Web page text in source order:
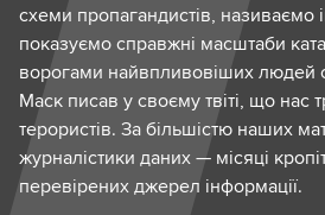
схеми пропагандистів, називаємо
показуємо справжні масштаби
ворогами найвпливовіших людей
Маск писав у своєму твіті, що нас
терористів. За більшістю наших
журналістики даних — місяці
перевірених джерел інформації.